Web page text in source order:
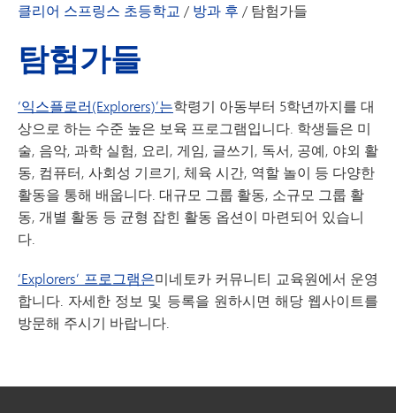
클리어 스프링스 초등학교 / 방과 후 / 탐험가들
탐험가들
‘익스플로러(Explorers)’는학령기 아동부터 5학년까지를 대
상으로 하는 수준 높은 보육 프로그램입니다. 학생들은 미
술, 음악, 과학 실험, 요리, 게임, 글쓰기, 독서, 공예, 야외 활
동, 컴퓨터, 사회성 기르기, 체육 시간, 역할 놀이 등 다양한
활동을 통해 배웁니다. 대규모 그룹 활동, 소규모 그룹 활
동, 개별 활동 등 균형 잡힌 활동 옵션이 마련되어 있습니
다.
‘Explorers’ 프로그램은미네토카 커뮤니티 교육원에서 운영
합니다. 자세한 정보 및 등록을 원하시면 해당 웹사이트를
방문해 주시기 바랍니다.